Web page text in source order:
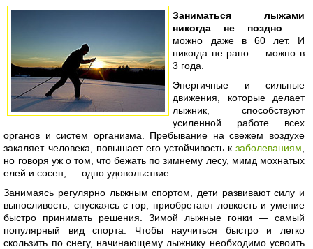
Заниматься лыжами
никогда не поздно —
можно даже в 60 лет. И
никогда не рано — можно в
3 года.
Энергичные и сильные
движения, которые делает
лыжник, способствуют
усиленной работе всех
органов и систем организма. Пребывание на свежем воздухе
закаляет человека, повышает его устойчивость к заболеваниям
но говоря уж о том, что бежать по зимнему лесу, мимд мохнатых
елей и сосен, — одно удовольствие.
Занимаясь регулярно лыжным спортом, дети развивают силу и
выносливость, спускаясь с гор, приобретают ловкость и умение
быстро принимать решения. Зимой лыжные гонки — самый
популярный вид спорта. Чтобы научиться быстро и легко
скользить по снегу, начинающему лыжнику необходимо усвоить